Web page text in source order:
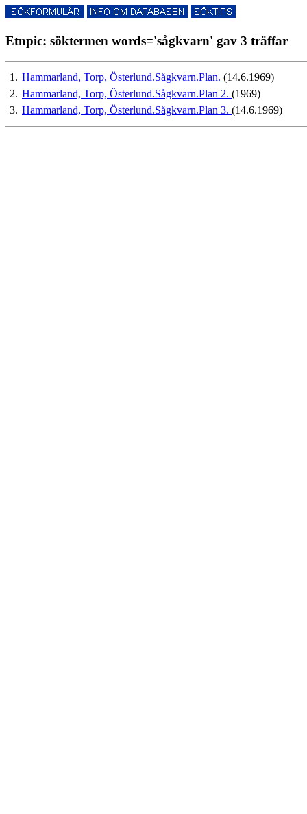
Etnpic: söktermen words='sågkvarn' gav 3 träffar
1. Hammarland, Torp, Österlund.Sågkvarn.Plan. (14.6.1969)
2. Hammarland, Torp, Österlund.Sågkvarn.Plan 2. (1969)
3. Hammarland, Torp, Österlund.Sågkvarn.Plan 3. (14.6.1969)